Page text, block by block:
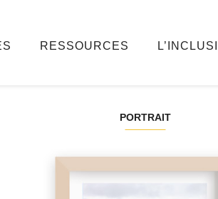
RESSOURCES
PORTRAIT